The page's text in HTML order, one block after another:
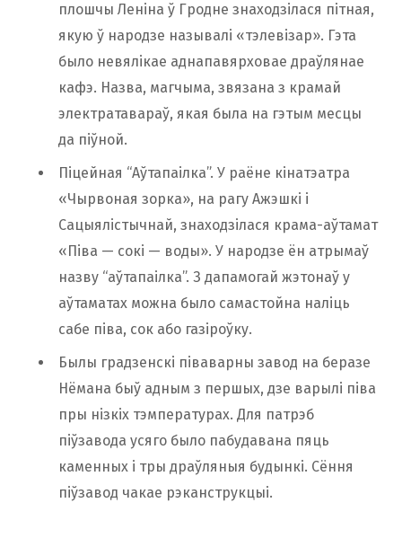
плошчы Леніна ў Гродне знаходзілася пітная,
якую ў народзе называлі «тэлевізар». Гэта
было невялікае аднапавярховае драўлянае
кафэ. Назва, магчыма, звязана з крамай
электратавараў, якая была на гэтым месцы
да піўной.
Піцейная “Аўтапаілка”. У раёне кінатэатра
«Чырвоная зорка», на рагу Ажэшкі і
Сацыялістычнай, знаходзілася крама-аўтамат
«Піва — сокі — воды». У народзе ён атрымаў
назву “аўтапаілка”. З дапамогай жэтонаў у
аўтаматах можна было самастойна наліць
сабе піва, сок або газіроўку.
Былы градзенскі піваварны завод на беразе
Нёмана быў адным з першых, дзе варылі піва
пры нізкіх тэмпературах. Для патрэб
піўзавода усяго было пабудавана пяць
каменных і тры драўляныя будынкі. Сёння
піўзавод чакае рэканструкцыі.